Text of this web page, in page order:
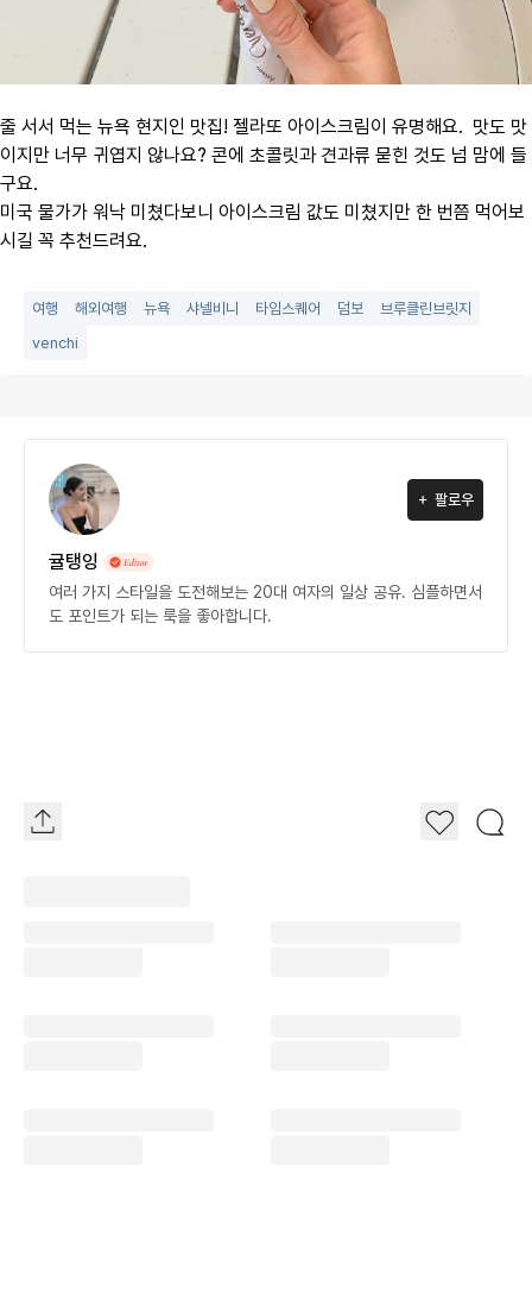
줄 서서 먹는 뉴욕 현지인 맛집! 젤라또 아이스크림이 유명해요. 맛도 맛
이지만 너무 귀엽지 않나요? 콘에 초콜릿과 견과류 묻힌 것도 넘 맘에 들
구요.
미국 물가가 워낙 미쳤다보니 아이스크림 값도 미쳤지만 한 번쯤 먹어보
시길 꼭 추천드려요.
여행 해외여행 뉴욕 샤넬비니 타임스퀘어 덤보
브루클린브릿지
venchi
팔로우
귤탱잉
여러 가지 스타일을 도전해보는 20대 여자의 일상 공유. 심플하면서
도 포인트가 되는 룩을 좋아합니다.